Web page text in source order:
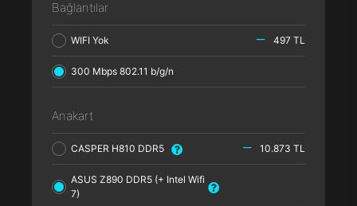
Bağlantılar
WIFI Yok 497 TL
300 Mbps 802.11 b/g/n
Anakart
CASPER H810 DDR5 10.873 TL
ASUS Z890 DDR5 (+ Intel Wifi
7)